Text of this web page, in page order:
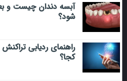
آبسه دندان چیست و
شود؟
راهنمای ردیابی تراکنش
کجا؟